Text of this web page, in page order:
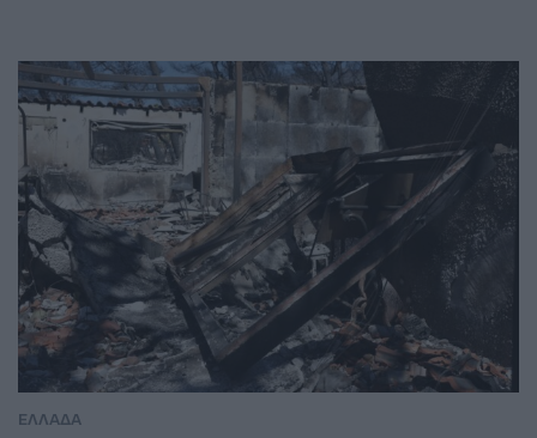
ΕΛΛΑΔΑ